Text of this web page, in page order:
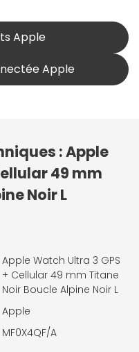
Apple
Apple
: Apple
49 mm
Noir L
Apple Watch Ultra 3 GPS
+ Cellular 49 mm Titane
Noir Boucle Alpine Noir L
Apple
MF0X4QF/A